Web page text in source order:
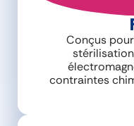
Conçus
contraintes